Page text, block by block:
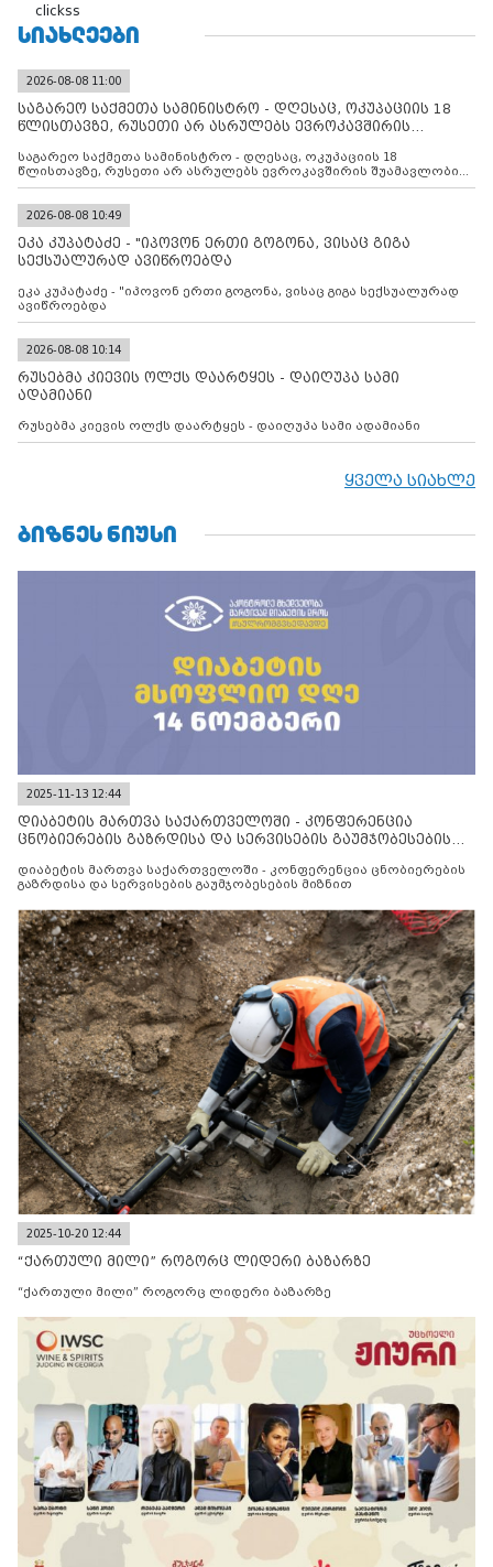
clickss
ᲡᲘᲐᲮᲚᲔᲔᲑᲘ
2026-08-08 11:00
საგარეო საქმეთა სამინისტრო - დღესაც, ოკუპაციის 18
წლისთავზე, რუსეთი არ ასრულებს ევროკავშირის
საგარეო საქმეთა სამინისტრო - დღესაც, ოკუპაციის 18
წლისთავზე, რუსეთი არ ასრულებს ევროკავშირის შუამავლობით
დადებულ 2008 წლის 12 აგვისტოს ცეცხლის შეწყვეტის
კონტროლს ოკუპირებულ რეგიონებში, აგრძელებს მათი
მილიტარიზაციის პროცესს და აქტიურად დგამს ნაბიჯებს მათი
ფაქტობრივი ანექსიისკენ
2026-08-08 10:49
ეკა კუპატაძე - "იპოვონ ერთი გოგონა, ვისაც გიგა
სექსუალურად ავიწროებდა
ეკა კუპატაძე - "იპოვონ ერთი გოგონა, ვისაც გიგა სექსუალურად
ავიწროებდა
2026-08-08 10:14
რუსებმა კიევის ოლქს დაარტყეს - დაიღუპა სამი
ადამიანი
რუსებმა კიევის ოლქს დაარტყეს - დაიღუპა სამი ადამიანი
ყველა სიახლე
ᲑᲘᲖᲜᲔᲡ ᲜᲘᲣᲡᲘ
2025-11-13 12:44
დიაბეტის მართვა საქართველოში - კონფერენცია
ცნობიერების გაზრდისა და სერვისების გაუმჯობესების
დიაბეტის მართვა საქართველოში - კონფერენცია ცნობიერების
გაზრდისა და სერვისების გაუმჯობესების მიზნით
2025-10-20 12:44
“ქართული მილი” როგორც ლიდერი ბაზარზე
“ქართული მილი” როგორც ლიდერი ბაზარზე